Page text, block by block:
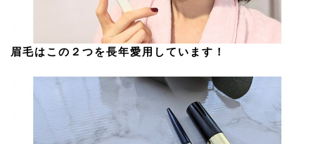
眉毛はこの２つを長年愛用しています！